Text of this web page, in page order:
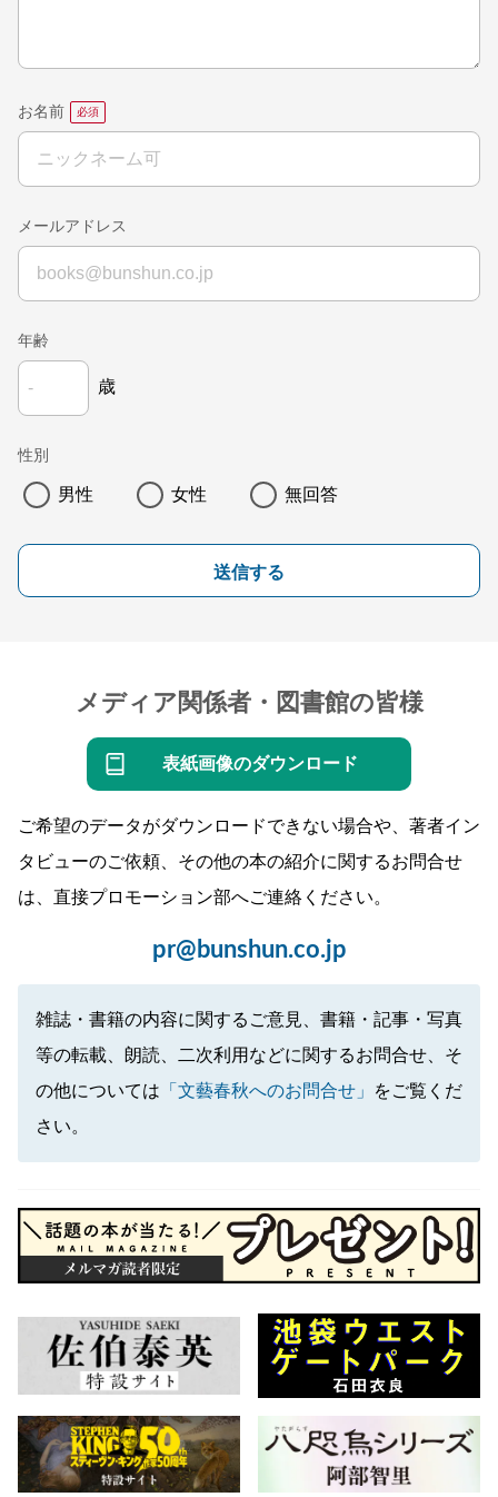
お名前
メールアドレス
年齢
歳
性別
男性 女性 無回答
送信する
メディア関係者・図書館の皆様
表紙画像のダウンロード
ご希望のデータがダウンロードできない場合や、著者イン
タビューのご依頼、その他の本の紹介に関するお問合せ
は、直接プロモーション部へご連絡ください。
pr@bunshun.co.jp
雑誌・書籍の内容に関するご意見、書籍・記事・写真
等の転載、朗読、二次利用などに関するお問合せ、そ
の他については 「文藝春秋へのお問合せ」
をご覧くだ
さい。